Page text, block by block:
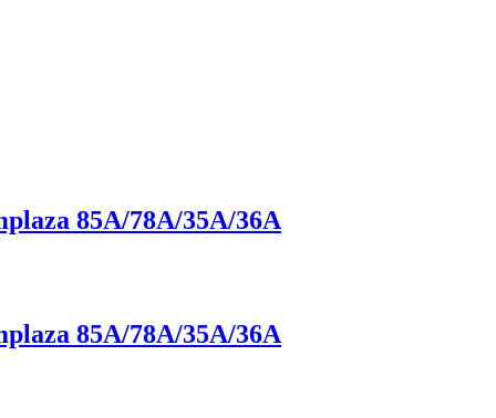
85A/78A/35A/36A
85A/78A/35A/36A